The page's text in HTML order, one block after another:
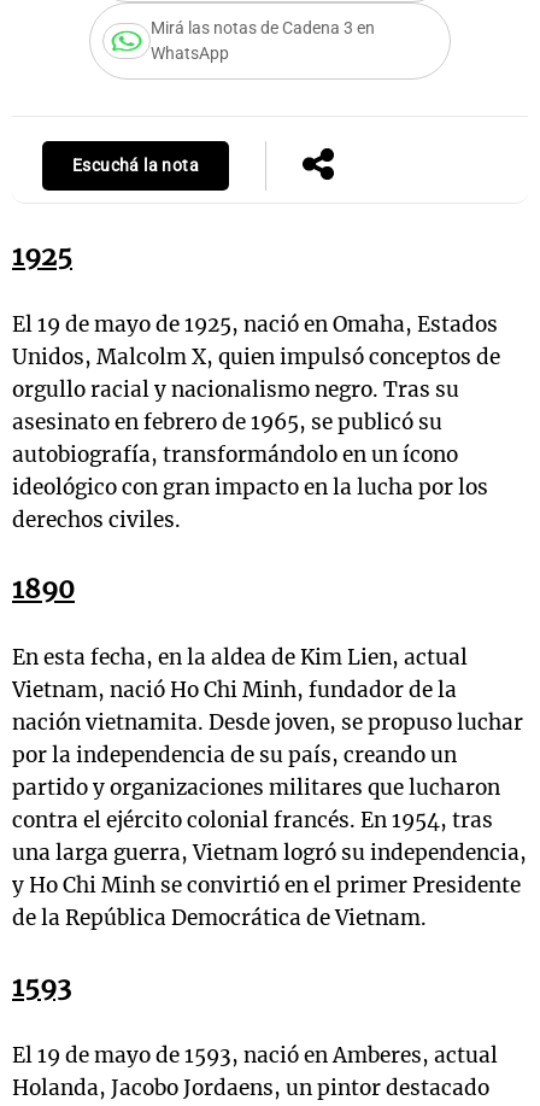
Mirá las notas de Cadena 3 en
WhatsApp
Escuchá la nota
1925
El 19 de mayo de 1925, nació en Omaha, Estados
Unidos, Malcolm X, quien impulsó conceptos de
orgullo racial y nacionalismo negro. Tras su
asesinato en febrero de 1965, se publicó su
autobiografía, transformándolo en un ícono
ideológico con gran impacto en la lucha por los
derechos civiles.
1890
En esta fecha, en la aldea de Kim Lien, actual
Vietnam, nació Ho Chi Minh, fundador de la
nación vietnamita. Desde joven, se propuso luchar
por la independencia de su país, creando un
partido y organizaciones militares que lucharon
contra el ejército colonial francés. En 1954, tras
una larga guerra, Vietnam logró su independencia,
y Ho Chi Minh se convirtió en el primer Presidente
de la República Democrática de Vietnam.
1593
El 19 de mayo de 1593, nació en Amberes, actual
Holanda, Jacobo Jordaens, un pintor destacado
Notas